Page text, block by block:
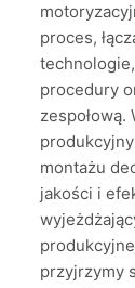
proces,
procedury
zespołową.
montażu
jakości i
przyjrzymy